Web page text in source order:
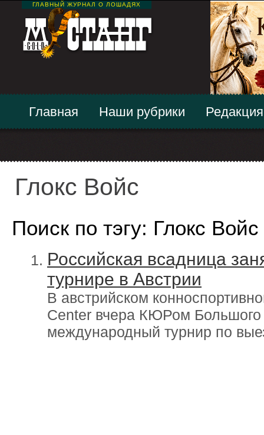
ГЛАВНЫЙ ЖУРНАЛ О ЛОШАДЯХ
Главная Наши рубрики Редакция
Глокс Войс
Поиск по тэгу: Глокс Войс
Российская всадница
турнире в Австрии
В австрийском
Center вчера КЮРом
международный турнир по